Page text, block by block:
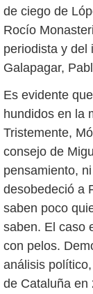
de ciego de
Rocío
periodista y del
Galapagar,
Es evidente
hundidos en la
Tristemente,
consejo de
pensamiento,
desobedeció a
saben poco
saben. El caso
con pelos.
análisis
de Cataluña en